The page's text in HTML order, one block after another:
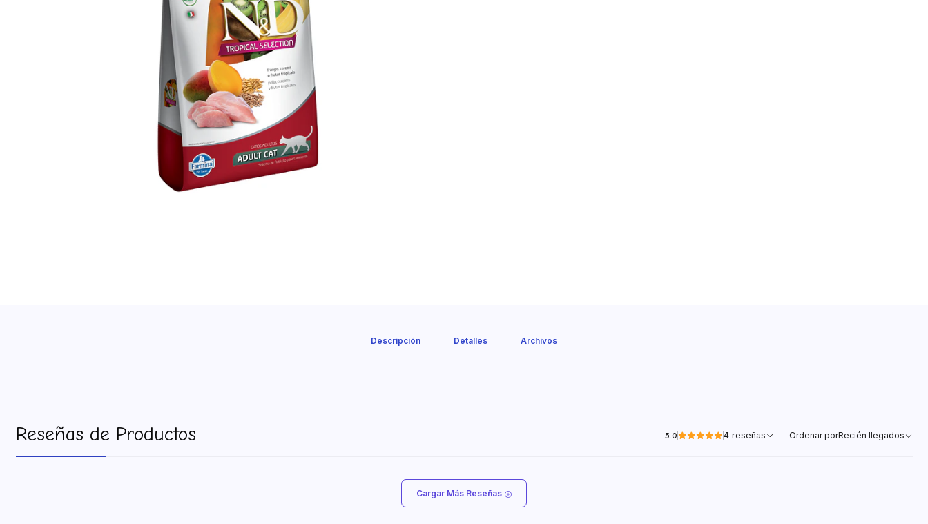
Descripción Detalles Archivos
Reseñas de Productos 5.0 4 reseñas Ordenar porRecién llegados
Cargar Más Reseñas